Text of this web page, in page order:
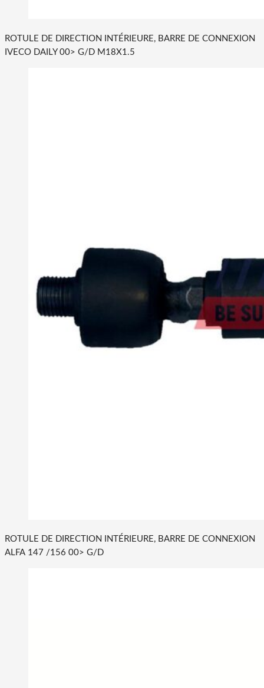
ROTULE DE DIRECTION INTÉRIEURE, BARRE DE CONNEXION
IVECO DAILY 00> G/D M18X1.5
ROTULE DE DIRECTION INTÉRIEURE, BARRE DE CONNEXION
ALFA 147 /156 00> G/D